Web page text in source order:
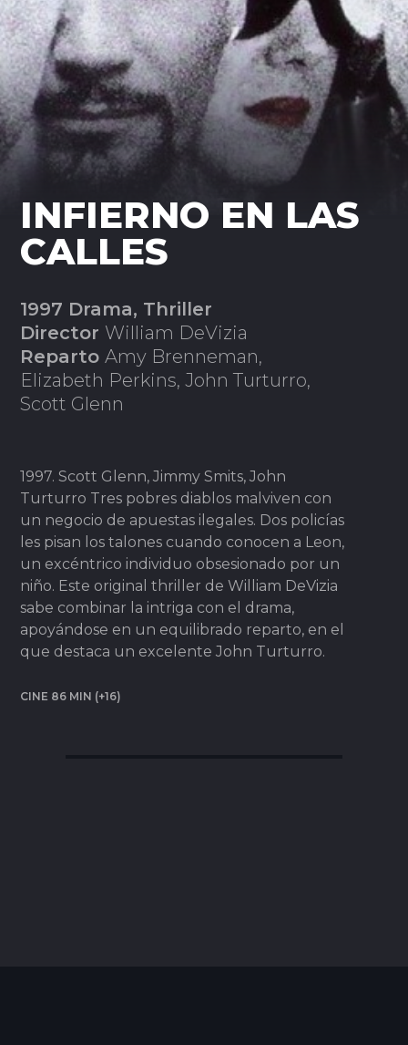
INFIERNO EN LAS
CALLES
1997 Drama, Thriller
Director William DeVizia
RepartoAmy Brenneman,
Elizabeth Perkins, John Turturro,
Scott Glenn
1997. Scott Glenn, Jimmy Smits, John
Turturro Tres pobres diablos malviven con
un negocio de apuestas ilegales. Dos policías
les pisan los talones cuando conocen a Leon,
un excéntrico individuo obsesionado por un
niño. Este original thriller de William DeVizia
sabe combinar la intriga con el drama,
apoyándose en un equilibrado reparto, en el
que destaca un excelente John Turturro.
CINE 86 MIN (+16)